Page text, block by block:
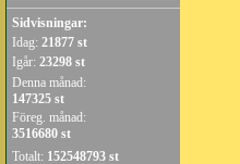
Sidvisningar:
Idag: 21877 st
Igår: 23298 st
Denna månad:
147325 st
Föreg. månad:
3516680 st
Totalt: 152548793 st